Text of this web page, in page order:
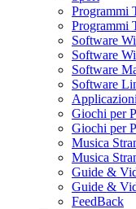
Programmi
Programmi
Software
Software
Software
Software
Giochi per
Giochi per
Musica
Musica
Guide &
Guide &
FeedBack